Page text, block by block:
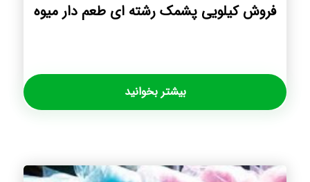
فروش کیلویی پشمک رشته ای طعم دار میوه
بیشتر بخوانید